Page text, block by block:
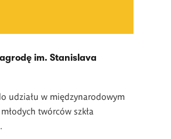
im. Stanislava
udziału w międzynarodowym
twórców szkła